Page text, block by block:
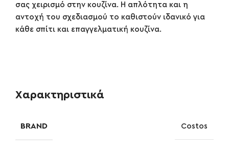
σας χειρισμό στην κουζίνα. Η απλότητα και η
αντοχή του σχεδιασμού το καθιστούν ιδανικό για
κάθε σπίτι και επαγγελματική κουζίνα.
Χαρακτηριστικά
BRAND Costos